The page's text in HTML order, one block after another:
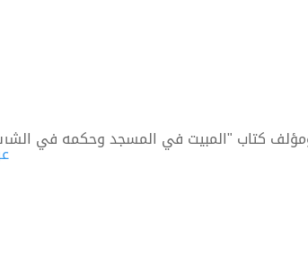
كتاب "المبيت في المسجد وحكمه في